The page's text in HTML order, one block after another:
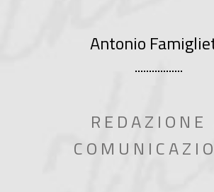
Antonio
REDAZIONE